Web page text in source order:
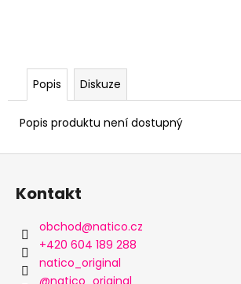
Popis Diskuze
Popis produktu není dostupný
Z
Kontakt
obchod@natico.cz
+420 604 189 288
natico_original
@natico_original